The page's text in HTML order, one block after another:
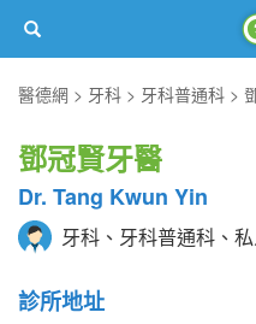
醫德網
牙科 牙科普通科
鄧冠賢牙醫
Dr. Tang Kwun Yin
牙科、牙科普通科、
診所地址